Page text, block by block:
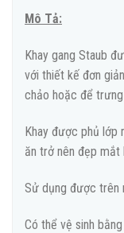
Mô Tả:
Khay gang Staub
với thiết kế đơn
chảo hoặc để
Khay được phủ lớp
ăn trở nên đẹp mắt
Sử dụng được trên
Có thể vệ sinh